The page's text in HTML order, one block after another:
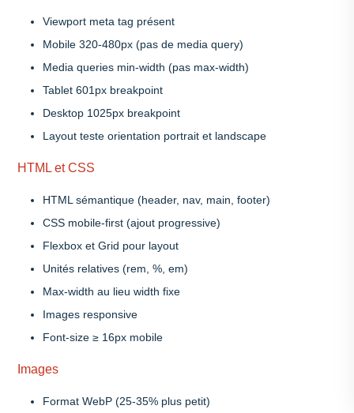
Viewport meta tag présent
Mobile 320-480px (pas de media query)
Media queries min-width (pas max-width)
Tablet 601px breakpoint
Desktop 1025px breakpoint
Layout teste orientation portrait et landscape
HTML et CSS
HTML sémantique (header, nav, main, footer)
CSS mobile-first (ajout progressive)
Flexbox et Grid pour layout
Unités relatives (rem, %, em)
Max-width au lieu width fixe
Images responsive
Font-size ≥ 16px mobile
Images
Format WebP (25-35% plus petit)